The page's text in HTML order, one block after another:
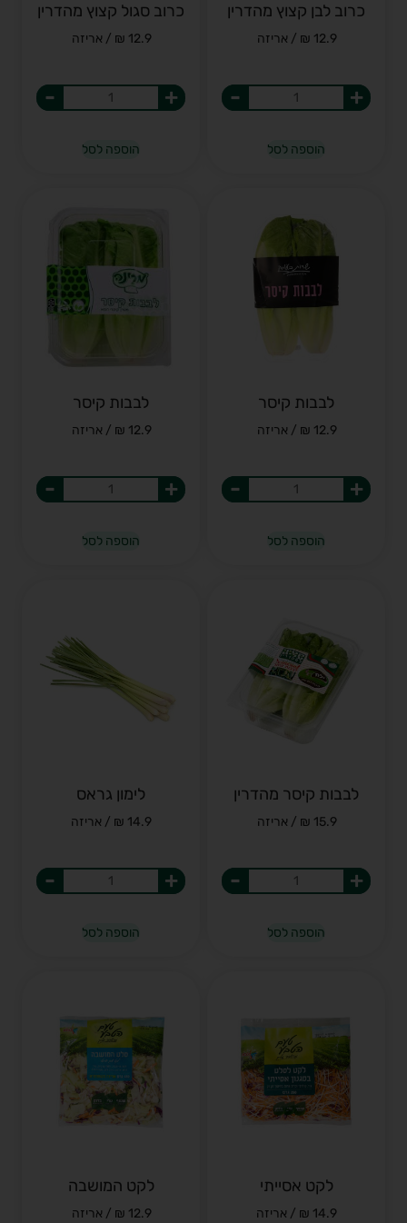
כרוב לבן קצוץ מהדרין
12.9 ₪ / אריזה
+
-
הוספה לסל
כרוב סגול קצוץ מהדרין
12.9 ₪ / אריזה
+
-
הוספה לסל
לבבות קיסר
12.9 ₪ / אריזה
+
-
הוספה לסל
לבבות קיסר
12.9 ₪ / אריזה
+
-
הוספה לסל
לבבות קיסר מהדרין
15.9 ₪ / אריזה
+
-
הוספה לסל
לימון גראס
14.9 ₪ / אריזה
+
-
הוספה לסל
לקט אסייתי
14.9 ₪ / אריזה
לקט המושבה
12.9 ₪ / אריזה